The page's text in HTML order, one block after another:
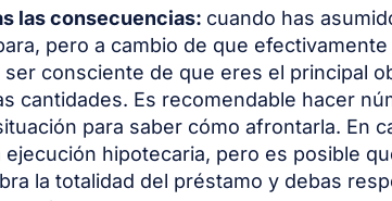
las consecuencias: cuando has
pero a cambio de que efectivamente
consciente de que eres el principal
cantidades. Es recomendable hacer
para saber cómo afrontarla. En
ejecución hipotecaria, pero es posible
la totalidad del préstamo y debas